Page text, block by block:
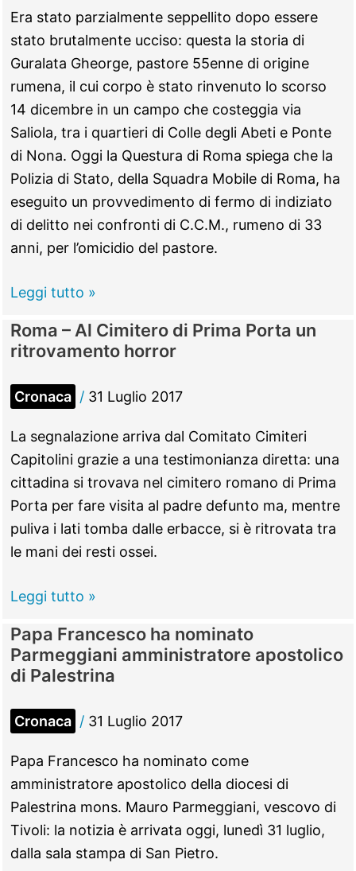
via
Salaria
direzione
Roma
Era stato parzialmente seppellito dopo essere
stato brutalmente ucciso: questa la storia di
Guralata Gheorge, pastore 55enne di origine
rumena, il cui corpo è stato rinvenuto lo scorso
14 dicembre in un campo che costeggia via
Saliola, tra i quartieri di Colle degli Abeti e Ponte
di Nona. Oggi la Questura di Roma spiega che la
Polizia di Stato, della Squadra Mobile di Roma, ha
eseguito un provvedimento di fermo di indiziato
di delitto nei confronti di C.C.M., rumeno di 33
anni, per l’omicidio del pastore.
VIDEO
Est
–
Pastore
ucciso
e
seppellito
in
un
campo:
trovato
Leggi tutto »
Roma – Al Cimitero di Prima Porta un
ritrovamento horror
Cronaca / 31 Luglio 2017
La segnalazione arriva dal Comitato Cimiteri
Capitolini grazie a una testimonianza diretta: una
cittadina si trovava nel cimitero romano di Prima
Porta per fare visita al padre defunto ma, mentre
puliva i lati tomba dalle erbacce, si è ritrovata tra
le mani dei resti ossei.
Roma
Al
Cimitero
di
Prima
Porta
un
ritrovamento
horror
Leggi tutto »
Papa Francesco ha nominato
Parmeggiani amministratore apostolico
di Palestrina
Cronaca / 31 Luglio 2017
Papa Francesco ha nominato come
amministratore apostolico della diocesi di
Palestrina mons. Mauro Parmeggiani, vescovo di
Tivoli: la notizia è arrivata oggi, lunedì 31 luglio,
dalla sala stampa di San Pietro.